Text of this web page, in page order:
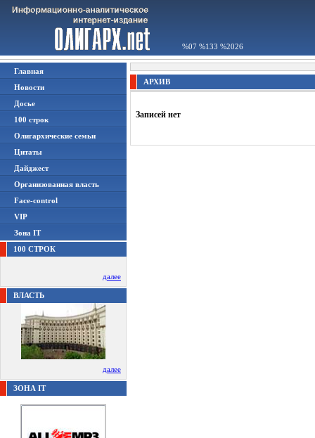
%07 %133 %2026
Главная
Новости
Досье
100 строк
Олигархические семьи
Цитаты
Дайджест
Организованная власть
Face-control
VIP
Зона IT
100 СТРОК
далее
ВЛАСТЬ
далее
ЗОНА IT
АРХИВ
Записей нет